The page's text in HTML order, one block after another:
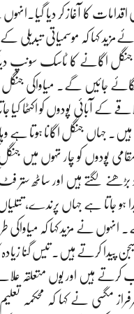
کا آغاز کر دیا
کہا کہ موسمیاتی تبدیلی
جنگل اگانے کا ٹاسک سونپ
جائیں گے۔ میاواکی جنگل
پودوں کو اکٹھا کیا
جنگل اگانا ہوتا ہے وہاں
مقامی پودوں کو چار تہوں
بڑھنے لگتے ہیں اور ساٹھ
جاتا ہے جہاں پرندے،
انہوں نے مزید کہا کہ
پیدا کرتے ہیں۔ تیس گنا
جذب کرتے ہیں اور یوں متعلقہ
مگسی نے کہا کہ محکمہ